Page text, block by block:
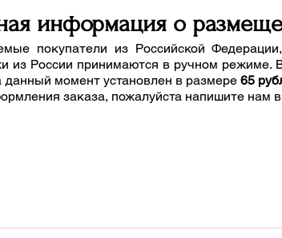
информация о
покупатели из Российской
из России принимаются в ручном режиме.
данный момент установлен в размере 65
заказа, пожалуйста напишите нам в